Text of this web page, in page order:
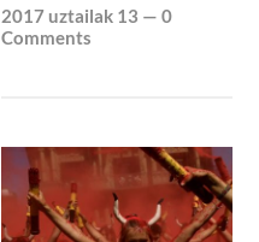
2017 uztailak 13 —0
Comments